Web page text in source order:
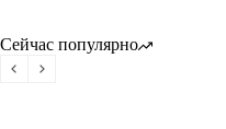
Сейчас популярно